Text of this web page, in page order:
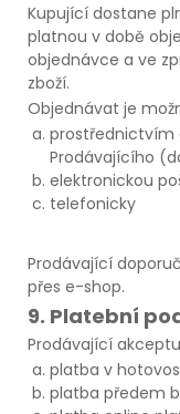
Kupující dostane
platnou v době
objednávce a ve
zboží.
Objednávat je
prostřednictvím
Prodávajícího
elektronickou
telefonicky
Prodávající
přes e-shop.
9. Platební
Prodávající
platba v
platba předem